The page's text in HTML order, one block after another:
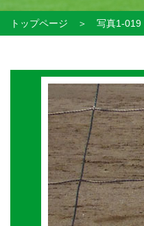
トップページ ＞ 写真1-019